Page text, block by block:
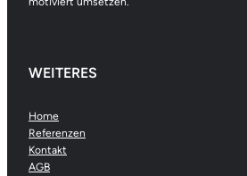
WEITERES
Home
Referenzen
Kontakt
AGB